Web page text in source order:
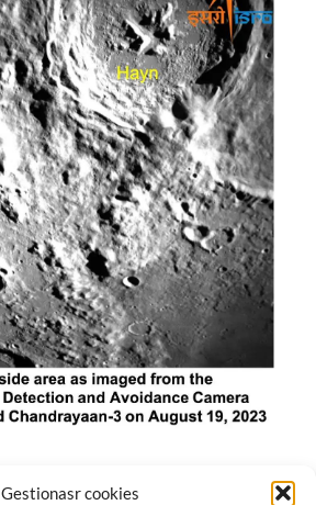
Gestionasr cookies